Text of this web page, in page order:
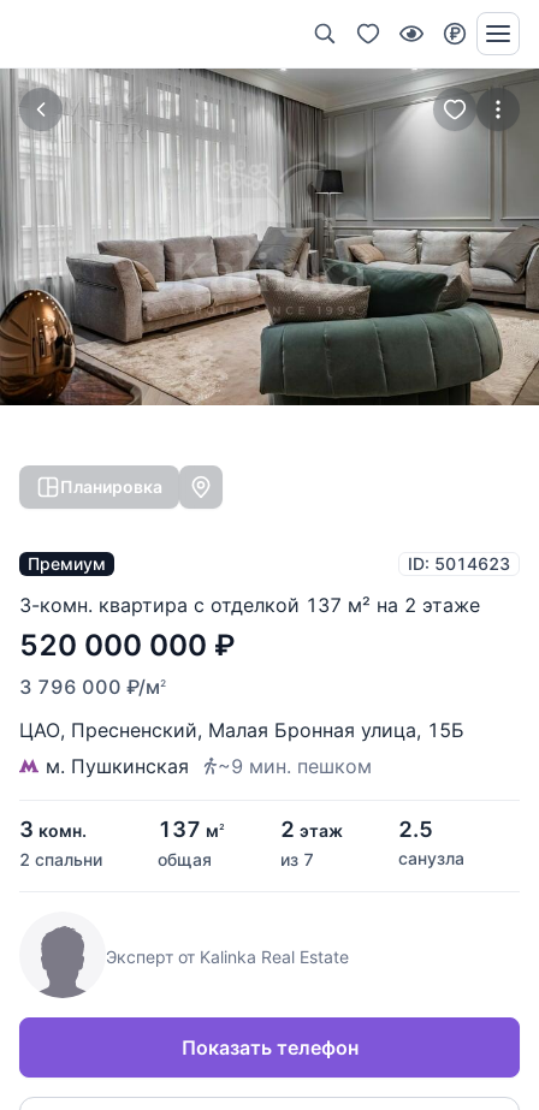
Планировка
Премиум ID: 5014623
3-комн. квартира с отделкой 137 м² на 2 этаже
520 000 000 ₽
3 796 000 ₽/м2
ЦАО, Пресненский, Малая Бронная улица, 15Б
м. Пушкинская
~9 мин. пешком
3 комн.
2 спальни
137 м2
общая
2 этаж
из 7
2.5
санузла
Эксперт от Kalinka Real Estate
Показать телефон